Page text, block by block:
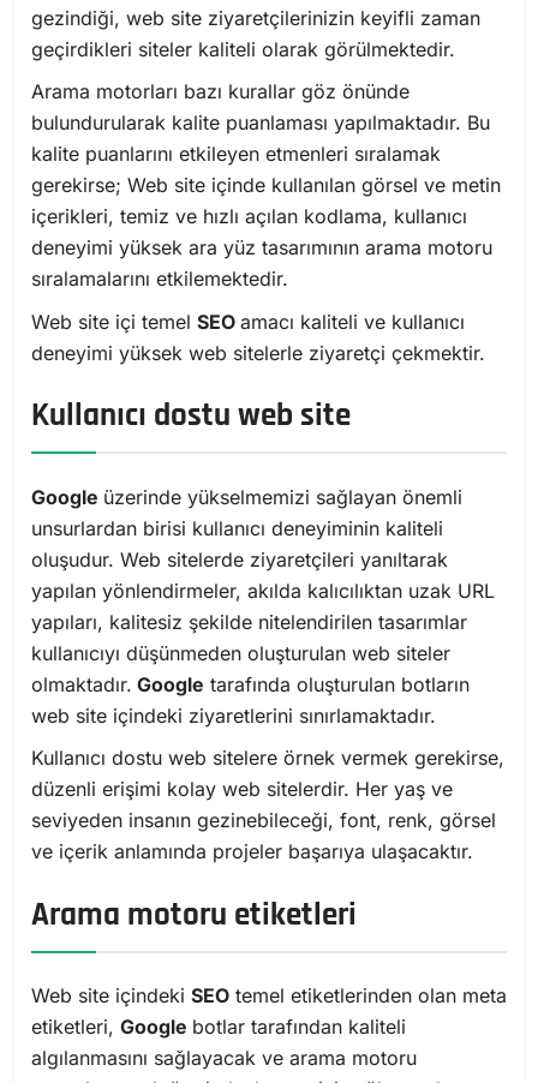
gezindiği, web site ziyaretçilerinizin keyifli zaman
geçirdikleri siteler kaliteli olarak görülmektedir.
Arama motorları bazı kurallar göz önünde
bulundurularak kalite puanlaması yapılmaktadır. Bu
kalite puanlarını etkileyen etmenleri sıralamak
gerekirse; Web site içinde kullanılan görsel ve metin
içerikleri, temiz ve hızlı açılan kodlama, kullanıcı
deneyimi yüksek ara yüz tasarımının arama motoru
sıralamalarını etkilemektedir.
Web site içi temel SEO amacı kaliteli ve kullanıcı
deneyimi yüksek web sitelerle ziyaretçi çekmektir.
Kullanıcı dostu web site
Google üzerinde yükselmemizi sağlayan önemli
unsurlardan birisi kullanıcı deneyiminin kaliteli
oluşudur. Web sitelerde ziyaretçileri yanıltarak
yapılan yönlendirmeler, akılda kalıcılıktan uzak URL
yapıları, kalitesiz şekilde nitelendirilen tasarımlar
kullanıcıyı düşünmeden oluşturulan web siteler
olmaktadır. Google tarafında oluşturulan botların
web site içindeki ziyaretlerini sınırlamaktadır.
Kullanıcı dostu web sitelere örnek vermek gerekirse,
düzenli erişimi kolay web sitelerdir. Her yaş ve
seviyeden insanın gezinebileceği, font, renk, görsel
ve içerik anlamında projeler başarıya ulaşacaktır.
Arama motoru etiketleri
Web site içindeki SEO temel etiketlerinden olan meta
etiketleri, Google botlar tarafından kaliteli
algılanmasını sağlayacak ve arama motoru